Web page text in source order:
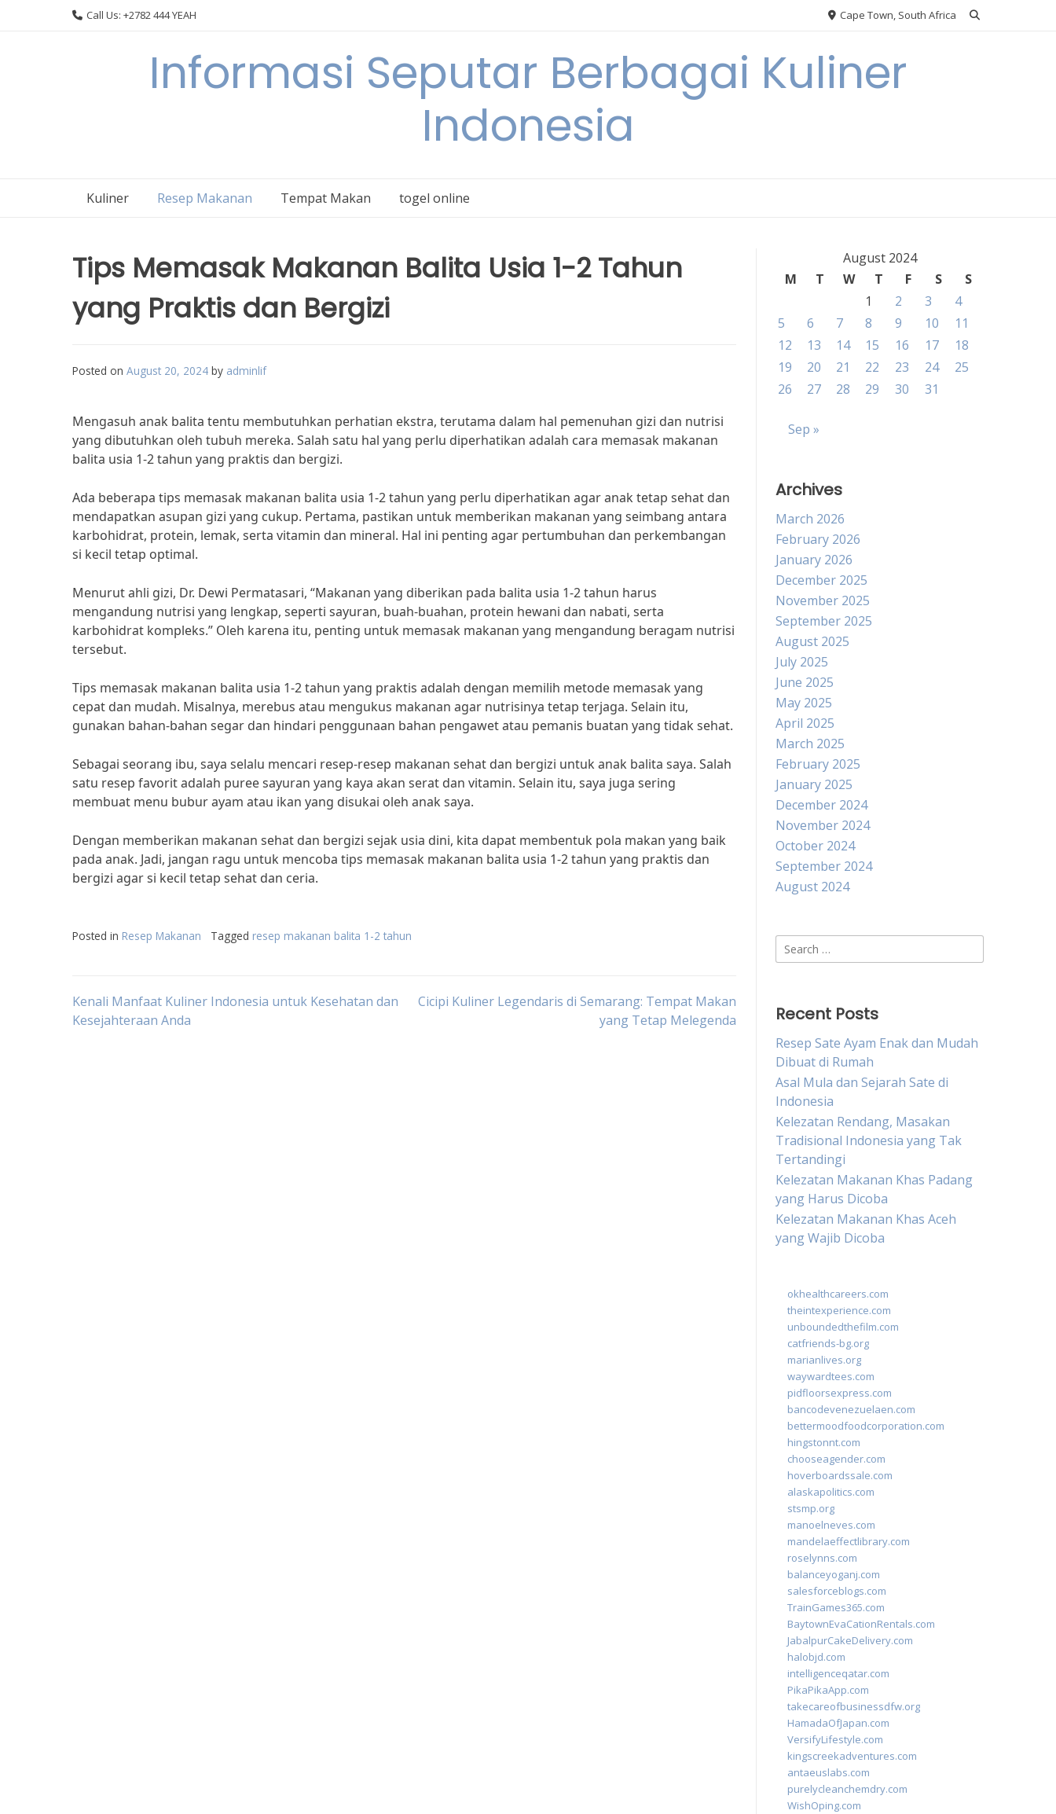
Call Us: +2782 444 YEAH Cape Town, South Africa
Informasi Seputar Berbagai Kuliner
Indonesia
Kuliner Resep Makanan Tempat Makan togel online
Tips Memasak Makanan Balita Usia 1-2 Tahun
yang Praktis dan Bergizi
Posted on August 20, 2024 by adminlif
Mengasuh anak balita tentu membutuhkan perhatian ekstra, terutama dalam hal pemenuhan gizi dan nutrisi
yang dibutuhkan oleh tubuh mereka. Salah satu hal yang perlu diperhatikan adalah cara memasak makanan
balita usia 1-2 tahun yang praktis dan bergizi.
Ada beberapa tips memasak makanan balita usia 1-2 tahun yang perlu diperhatikan agar anak tetap sehat dan
mendapatkan asupan gizi yang cukup. Pertama, pastikan untuk memberikan makanan yang seimbang antara
karbohidrat, protein, lemak, serta vitamin dan mineral. Hal ini penting agar pertumbuhan dan perkembangan
si kecil tetap optimal.
Menurut ahli gizi, Dr. Dewi Permatasari, “Makanan yang diberikan pada balita usia 1-2 tahun harus
mengandung nutrisi yang lengkap, seperti sayuran, buah-buahan, protein hewani dan nabati, serta
karbohidrat kompleks.” Oleh karena itu, penting untuk memasak makanan yang mengandung beragam nutrisi
tersebut.
Tips memasak makanan balita usia 1-2 tahun yang praktis adalah dengan memilih metode memasak yang
cepat dan mudah. Misalnya, merebus atau mengukus makanan agar nutrisinya tetap terjaga. Selain itu,
gunakan bahan-bahan segar dan hindari penggunaan bahan pengawet atau pemanis buatan yang tidak sehat.
Sebagai seorang ibu, saya selalu mencari resep-resep makanan sehat dan bergizi untuk anak balita saya. Salah
satu resep favorit adalah puree sayuran yang kaya akan serat dan vitamin. Selain itu, saya juga sering
membuat menu bubur ayam atau ikan yang disukai oleh anak saya.
Dengan memberikan makanan sehat dan bergizi sejak usia dini, kita dapat membentuk pola makan yang baik
pada anak. Jadi, jangan ragu untuk mencoba tips memasak makanan balita usia 1-2 tahun yang praktis dan
bergizi agar si kecil tetap sehat dan ceria.
Posted in Resep Makanan Tagged resep makanan balita 1-2 tahun
Post
Kenali Manfaat Kuliner Indonesia untuk Kesehatan dan
Kesejahteraan Anda
Cicipi Kuliner Legendaris di Semarang: Tempat Makan
yang Tetap Melegenda
August 2024
M
T W T F S
S
1
2 3
4
5
6 7 8 9 10
11
12
13 14 15 16 17
18
19
20 21 22 23 24
25
26
27 28 29 30 31
Sep »
Archives
March 2026
February 2026
January 2026
December 2025
November 2025
September 2025
August 2025
July 2025
June 2025
May 2025
April 2025
March 2025
February 2025
January 2025
December 2024
November 2024
October 2024
September 2024
August 2024
Search
for:
Recent Posts
Resep Sate Ayam Enak dan Mudah
Dibuat di Rumah
Asal Mula dan Sejarah Sate di
Indonesia
Kelezatan Rendang, Masakan
Tradisional Indonesia yang Tak
Tertandingi
Kelezatan Makanan Khas Padang
yang Harus Dicoba
Kelezatan Makanan Khas Aceh
yang Wajib Dicoba
okhealthcareers.com
theintexperience.com
unboundedthefilm.com
catfriends-bg.org
marianlives.org
waywardtees.com
pidfloorsexpress.com
bancodevenezuelaen.com
bettermoodfoodcorporation.com
hingstonnt.com
chooseagender.com
hoverboardssale.com
alaskapolitics.com
stsmp.org
manoelneves.com
mandelaeffectlibrary.com
roselynns.com
balanceyoganj.com
salesforceblogs.com
TrainGames365.com
BaytownEvaCationRentals.com
JabalpurCakeDelivery.com
halobjd.com
intelligenceqatar.com
PikaPikaApp.com
takecareofbusinessdfw.org
HamadaOfJapan.com
VersifyLifestyle.com
kingscreekadventures.com
antaeuslabs.com
purelycleanchemdry.com
WishOping.com